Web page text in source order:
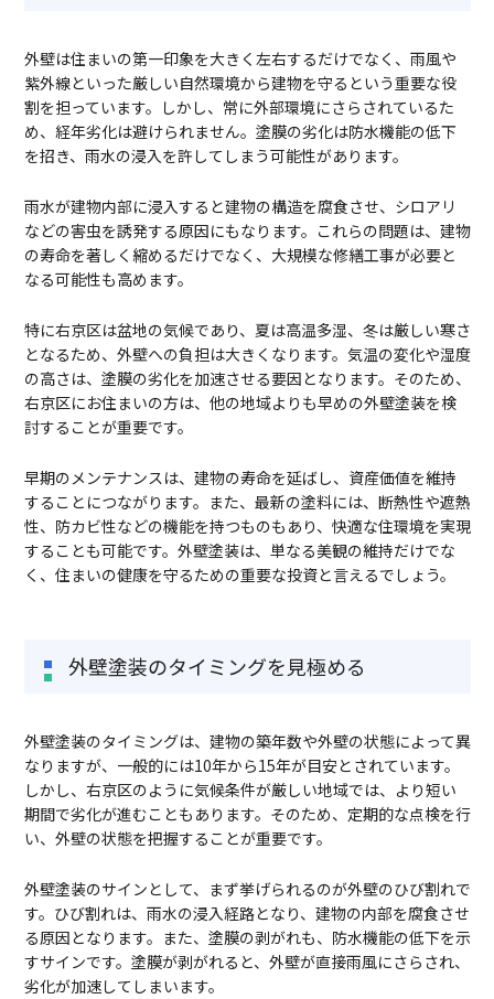
外壁は住まいの第一印象を大きく左右するだけでなく、雨風や
紫外線といった厳しい自然環境から建物を守るという重要な役
割を担っています。しかし、常に外部環境にさらされているた
め、経年劣化は避けられません。塗膜の劣化は防水機能の低下
を招き、雨水の浸入を許してしまう可能性があります。
雨水が建物内部に浸入すると建物の構造を腐食させ、シロアリ
などの害虫を誘発する原因にもなります。これらの問題は、建物
の寿命を著しく縮めるだけでなく、大規模な修繕工事が必要と
なる可能性も高めます。
特に右京区は盆地の気候であり、夏は高温多湿、冬は厳しい寒さ
となるため、外壁への負担は大きくなります。気温の変化や湿度
の高さは、塗膜の劣化を加速させる要因となります。そのため、
右京区にお住まいの方は、他の地域よりも早めの外壁塗装を検
討することが重要です。
早期のメンテナンスは、建物の寿命を延ばし、資産価値を維持
することにつながります。また、最新の塗料には、断熱性や遮熱
性、防カビ性などの機能を持つものもあり、快適な住環境を実現
することも可能です。外壁塗装は、単なる美観の維持だけでな
く、住まいの健康を守るための重要な投資と言えるでしょう。
外壁塗装のタイミングを見極める
外壁塗装のタイミングは、建物の築年数や外壁の状態によって異
なりますが、一般的には10年から15年が目安とされています。
しかし、右京区のように気候条件が厳しい地域では、より短い
期間で劣化が進むこともあります。そのため、定期的な点検を行
い、外壁の状態を把握することが重要です。
外壁塗装のサインとして、まず挙げられるのが外壁のひび割れで
す。ひび割れは、雨水の浸入経路となり、建物の内部を腐食させ
る原因となります。また、塗膜の剥がれも、防水機能の低下を示
すサインです。塗膜が剥がれると、外壁が直接雨風にさらされ、
劣化が加速してしまいます。